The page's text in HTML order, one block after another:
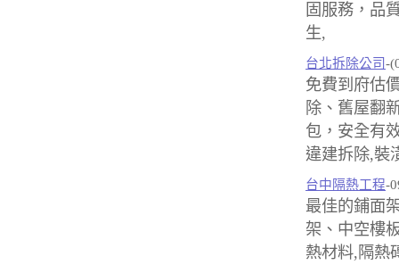
固服務，品
生,
台北拆除公司 -
免費到府估
除、舊屋翻
包，安全有
違建拆除,裝
台中隔熱工程-
最佳的鋪面
架、中空樓
熱材料,隔熱